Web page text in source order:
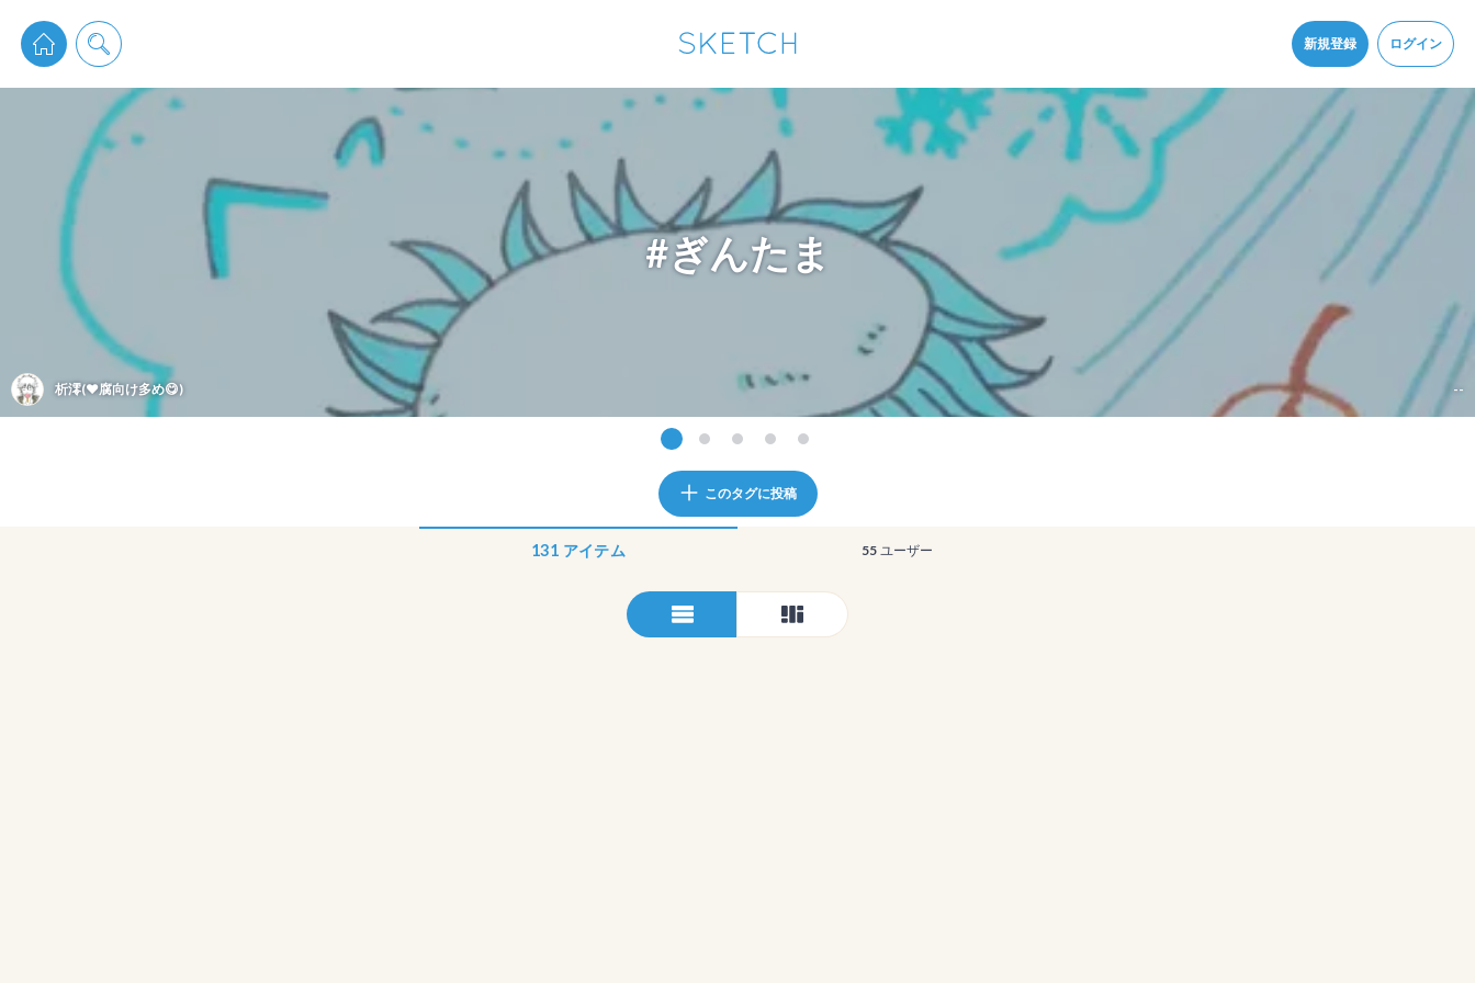
プライパシーポリシー を改定しました。
新規登録
ログイン
pixiv Sketchアプリでさらに快適に！
アプリで開く アプリをインストール
#ぎんたま
析澪(❤️腐向け多め😋) --
このタグに投稿
131 アイテム 55 ユーザー